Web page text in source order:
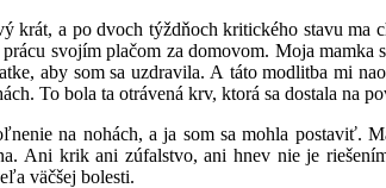
krát, a po dvoch týždňoch kritického stavu
svojím plačom za domovom. Moja
aby som sa uzdravila. A táto modlitba mi
To bola ta otrávená krv, ktorá sa dostala na
na nohách, a ja som sa mohla postaviť.
Ani krik ani zúfalstvo, ani hnev nie je
väčšej bolesti.